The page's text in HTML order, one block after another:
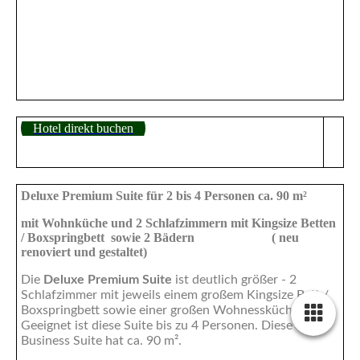
Hotel direkt buchen
Deluxe Premium Suite für 2 bis 4 Personen ca. 90 m²
mit Wohnküche und 2 Schlafzimmern mit Kingsize Betten
/ Boxspringbett sowie 2 Bädern ( neu
renoviert und gestaltet)
Die Deluxe Premium Suite ist deutlich größer - 2
Schlafzimmer mit jeweils einem großem Kingsize Bett /
Boxspringbett sowie einer großen Wohnessküche.
Geeignet ist diese Suite bis zu 4 Personen. Diese
Business Suite hat ca. 90 m².